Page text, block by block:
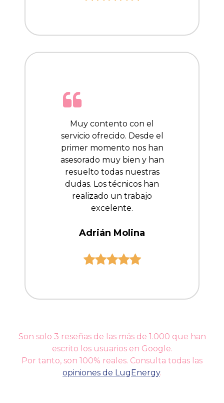
Muy contento con el
servicio ofrecido. Desde el
primer momento nos han
asesorado muy bien y han
resuelto todas nuestras
dudas. Los técnicos han
realizado un trabajo
excelente.
Adrián Molina
Son solo 3 reseñas de las más de 1.000 que han
escrito los usuarios en Google.
Por tanto, son 100% reales. Consulta todas las
opiniones de LugEnergy.